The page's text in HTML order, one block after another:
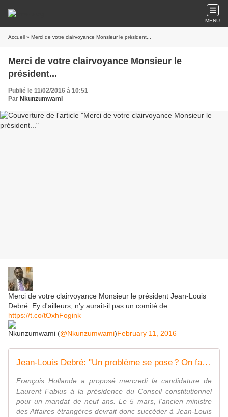
MENU
Accueil » Merci de votre clairvoyance Monsieur le président...
Merci de votre clairvoyance Monsieur le
président...
Publié le 11/02/2016 à 10:51
Par Nkunzumwami
Merci de votre clairvoyance Monsieur le président Jean-Louis
Debré. Ey d'ailleurs, n'y aurait-il pas un comité de...
https://t.co/tOxhFogink
Nkunzumwami (@Nkunzumwami)February 11, 2016
Jean-Louis Debré: "Un problème se pose ? On fait une loi. C'est la tyrannie de l'instantané"
François Hollande a proposé mercredi la candidature de
Laurent Fabius à la présidence du Conseil constitutionnel
pour un mandat de neuf ans. Le 5 mars, l'ancien ministre
des Affaires étrangères devrait donc succéder à Jean-Louis